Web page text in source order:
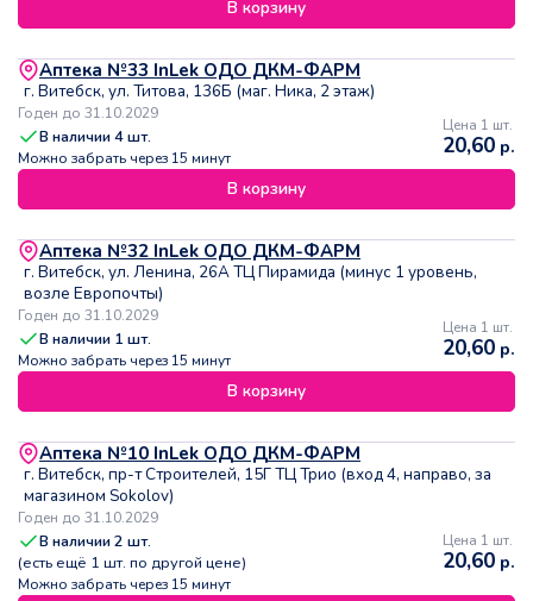
В корзину
Аптека №33 InLek ОДО ДКМ-ФАРМ
г. Витебск, ул. Титова, 136Б (маг. Ника, 2 этаж)
Годен до 31.10.2029
В наличии4шт.
Можно забрать через 15 минут
Цена 1 шт.
20,60 р.
В корзину
Аптека №32 InLek ОДО ДКМ-ФАРМ
г. Витебск, ул. Ленина, 26А ТЦ Пирамида (минус 1 уровень,
возле Европочты)
Годен до 31.10.2029
В наличии 1 шт.
Можно забрать через 15 минут
Цена 1 шт.
20,60 р.
В корзину
Аптека №10 InLek ОДО ДКМ-ФАРМ
г. Витебск, пр-т Строителей, 15Г ТЦ Трио (вход 4, направо, за
магазином Sokolov)
Годен до 31.10.2029
В наличии2 шт.
(есть ещё 1 шт. по другой цене)
Можно забрать через 15 минут
Цена 1 шт.
20,60 р.